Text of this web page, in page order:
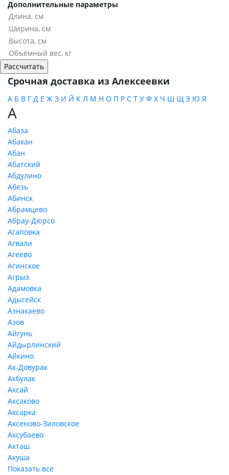
Дополнительные параметры
Срочная доставка из Алексеевки
А Б В Г Д Е Ж З И Й К Л М Н О П Р С Т У Ф Х Ч Ш Щ Э Ю Я
А
Абаза
Абакан
Абан
Абатский
Абдулино
Абезь
Абинск
Абрамцево
Абрау-Дюрсо
Агаповка
Агвали
Агеево
Агинское
Агрыз
Адамовка
Адыгейск
Азнакаево
Азов
Айгунь
Айдырлинский
Айкино
Ак-Довурак
Акбулак
Аксай
Аксаково
Аксарка
Аксеново-Зиловское
Аксубаево
Акташ
Акуша
Показать все